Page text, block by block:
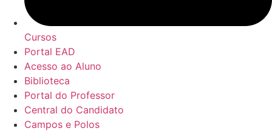
Cursos
Portal EAD
Acesso ao Aluno
Biblioteca
Portal do Professor
Central do Candidato
Campos e Polos